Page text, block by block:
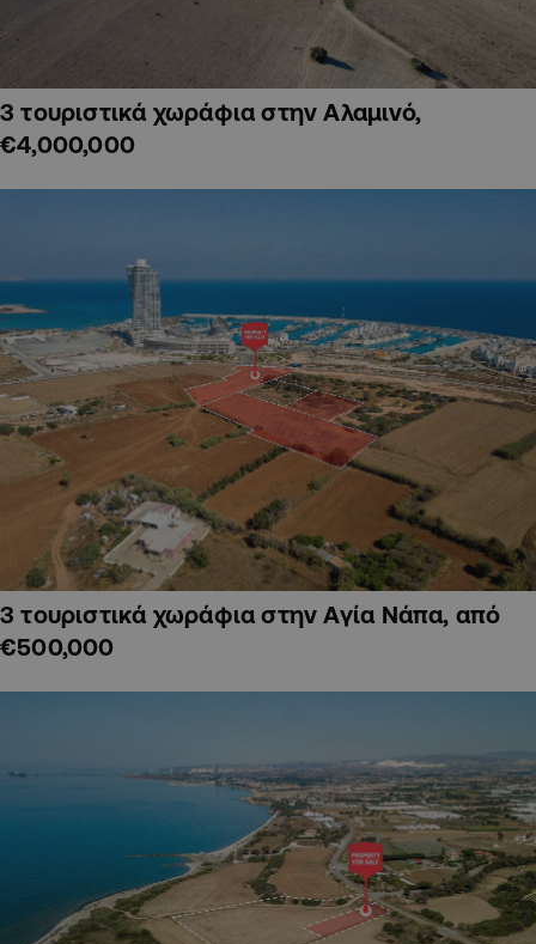
3 τουριστικά χωράφια στην Αλαμινό,
€4,000,000
3 τουριστικά χωράφια στην Αγία Νάπα, από
€500,000